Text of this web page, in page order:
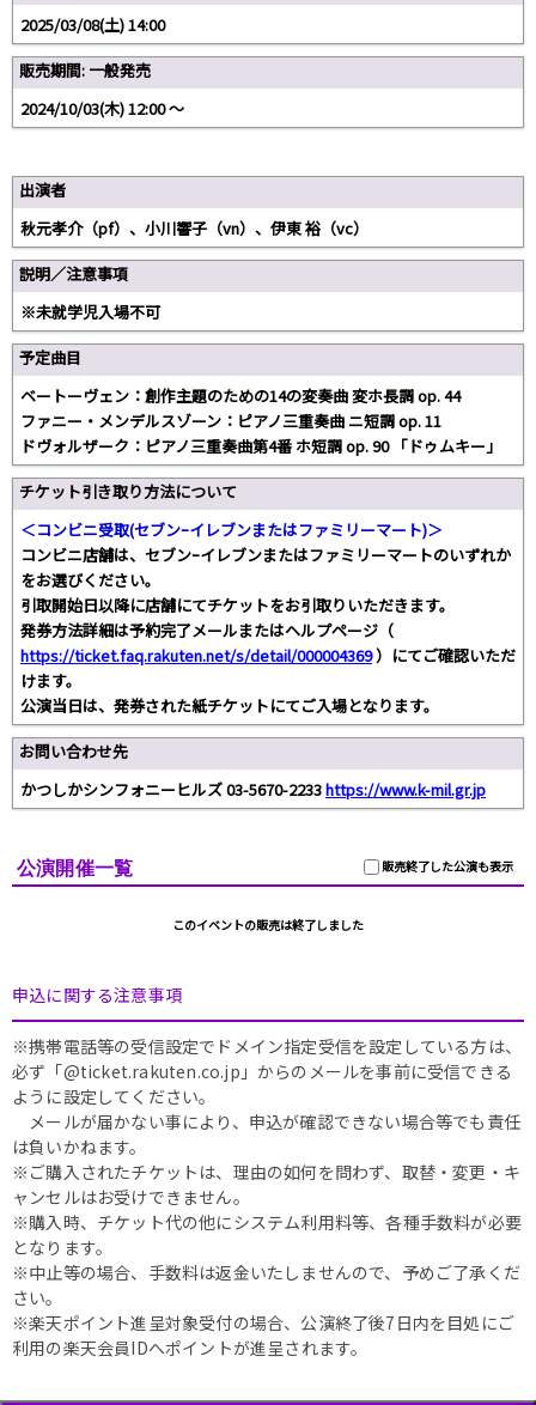
2025/03/08(土) 14:00
販売期間: 一般発売
2024/10/03(木) 12:00 〜
出演者
秋元孝介（pf）、小川響子（vn）、伊東 裕（vc）
説明／注意事項
※未就学児入場不可
予定曲目
ベートーヴェン：創作主題のための14の変奏曲 変ホ長調 op. 44
ファニー・メンデルスゾーン：ピアノ三重奏曲 ニ短調 op. 11
ドヴォルザーク：ピアノ三重奏曲第4番 ホ短調 op. 90 「ドゥムキー」
チケット引き取り方法について
＜コンビニ受取(セブンｰイレブンまたはファミリーマート)＞
コンビニ店舗は、セブンｰイレブンまたはファミリーマートのいずれか
をお選びください。
引取開始日以降に店舗にてチケットをお引取りいただきます。
発券方法詳細は予約完了メールまたはヘルプページ（
https://ticket.faq.rakuten.net/s/detail/000004369）にてご確認いただ
けます。
公演当日は、発券された紙チケットにてご入場となります。
お問い合わせ先
かつしかシンフォニーヒルズ 03-5670-2233https://www.k-mil.gr.jp
販売終了した公演も表示
公演開催一覧
このイベントの販売は終了しました
申込に関する注意事項
※携帯電話等の受信設定でドメイン指定受信を設定している方は、
必ず「@ticket.rakuten.co.jp」からのメールを事前に受信できる
ように設定してください。
メールが届かない事により、申込が確認できない場合等でも責任
は負いかねます。
※ご購入されたチケットは、理由の如何を問わず、取替・変更・キ
ャンセルはお受けできません。
※購入時、チケット代の他にシステム利用料等、各種手数料が必要
となります。
※中止等の場合、手数料は返金いたしませんので、予めご了承くだ
さい。
※楽天ポイント進呈対象受付の場合、公演終了後7日内を目処にご
利用の楽天会員IDへポイントが進呈されます。